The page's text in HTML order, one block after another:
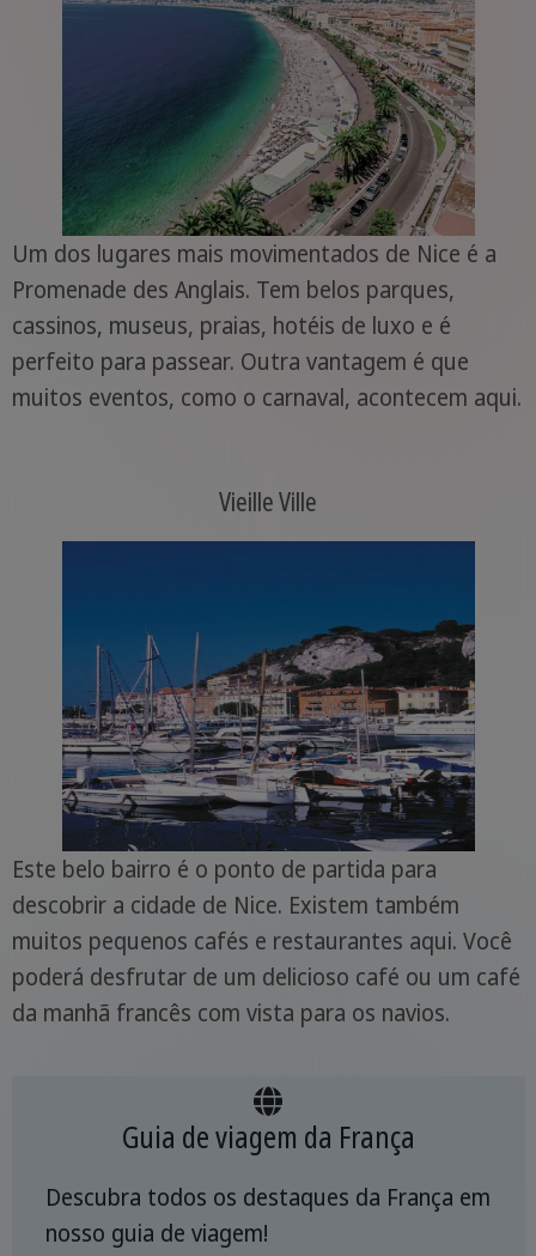
Um dos lugares mais movimentados de Nice é a
Promenade des Anglais. Tem belos parques,
cassinos, museus, praias, hotéis de luxo e é
perfeito para passear. Outra vantagem é que
muitos eventos, como o carnaval, acontecem aqui.
Vieille Ville
Este belo bairro é o ponto de partida para
descobrir a cidade de Nice. Existem também
muitos pequenos cafés e restaurantes aqui. Você
poderá desfrutar de um delicioso café ou um café
da manhã francês com vista para os navios.
Guia de viagem da França
Descubra todos os destaques da França em
nosso guia de viagem!